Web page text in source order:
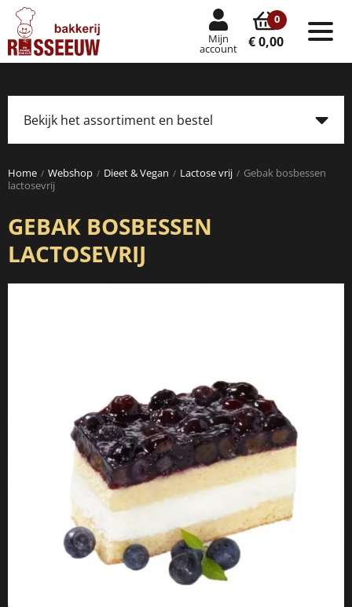
Mijn
account
0
€ 0,00
Bekijk het assortiment en bestel
Home Webshop Dieet & Vegan Lactose vrij
Gebak bosbessen
lactosevrij
GEBAK BOSBESSEN
LACTOSEVRIJ